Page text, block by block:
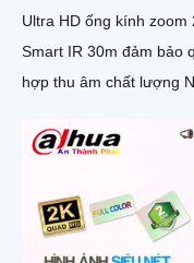
Ultra HD ống kính
Smart IR 30m đảm bảo
hợp thu âm chất lượng